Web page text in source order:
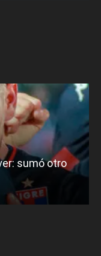
sumó otro